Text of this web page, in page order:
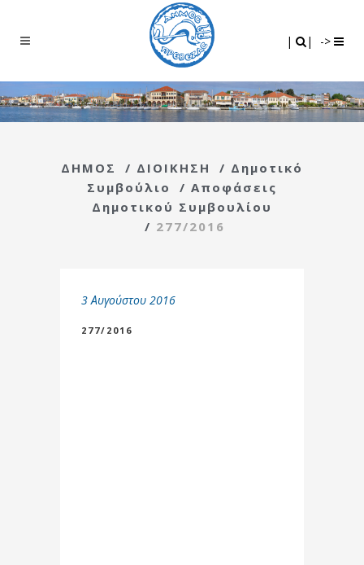
| | ->
ΔΗΜΟΣ / ΔΙΟΙΚΗΣΗ / Δημοτικό
Συμβούλιο
/ Αποφάσεις
Δημοτικού Συμβουλίου
/ 277/2016
3 Αυγούστου 2016
277/2016